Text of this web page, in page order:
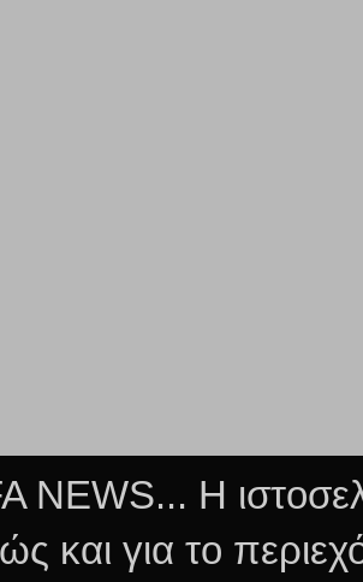
NEWS... Η
και για το